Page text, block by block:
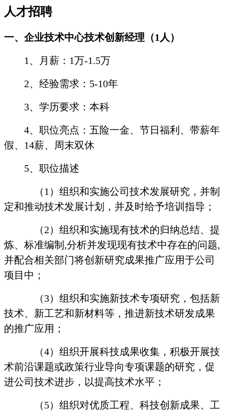
人才招聘
一、企业技术中心技术创新经理（1 人）
1 、月薪： 1万-1.5万
2、经验需求： 5-10年
3、学历要求：本科
4、职位亮点：五险一金、节日福利、带薪年
假、 14薪、周末双休
5、职位描述
（1 ）组织和实施公司技术发展研究，并制
定和推动技术发展计划，并及时给予培训指导；
（2）组织和实施现有技术的归纳总结、提
炼、标准编制,分析并发现现有技术中存在的问题,
并配合相关部门将创新研究成果推广应用于公司
项目中；
（3）组织和实施新技术专项研究，包括新
技术、新工艺和新材料等，推进新技术研发成果
的推广应用；
（4）组织开展科技成果收集，积极开展技
术前沿课题或政策行业导向专项课题的研究，促
进公司技术进步，以提高技术水平；
（5）组织对优质工程、科技创新成果、工